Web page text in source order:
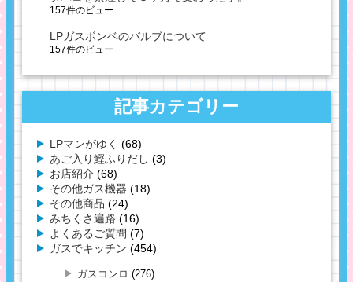
157件のビュー
LPガスボンベのバルブについて
157件のビュー
記事カテゴリー
LPマンがゆく (68)
あご入り鰹ふりだし (3)
お店紹介 (68)
その他ガス機器 (18)
その他商品 (24)
みちくさ遍路 (16)
よくあるご質問 (7)
ガスでキッチン (454)
ガスコンロ (276)